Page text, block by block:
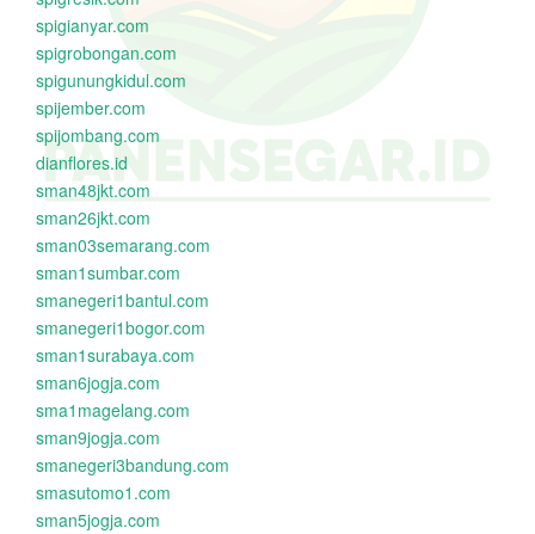
spigianyar.com
spigrobongan.com
spigunungkidul.com
spijember.com
spijombang.com
dianflores.id
sman48jkt.com
sman26jkt.com
sman03semarang.com
sman1sumbar.com
smanegeri1bantul.com
smanegeri1bogor.com
sman1surabaya.com
sman6jogja.com
sma1magelang.com
sman9jogja.com
smanegeri3bandung.com
smasutomo1.com
sman5jogja.com